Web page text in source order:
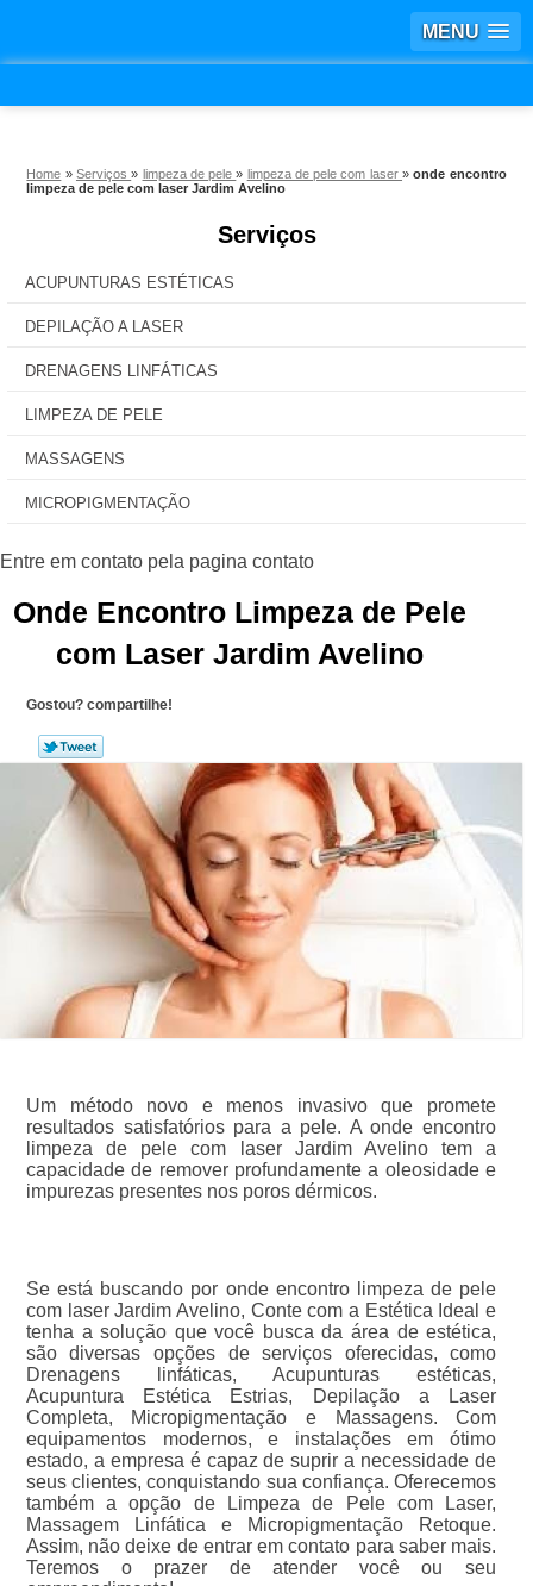
MENU
Home » Serviços» limpeza de pele» limpeza de pele com laser»onde encontro
limpeza de pele com laser Jardim Avelino
Serviços
ACUPUNTURAS ESTÉTICAS
DEPILAÇÃO A LASER
DRENAGENS LINFÁTICAS
LIMPEZA DE PELE
MASSAGENS
MICROPIGMENTAÇÃO
Onde Encontro Limpeza de Pele
com Laser Jardim Avelino
Gostou? compartilhe!
Um método novo e menos invasivo que promete
resultados satisfatórios para a pele. A onde encontro
limpeza de pele com laser Jardim Avelino tem a
capacidade de remover profundamente a oleosidade e
impurezas presentes nos poros dérmicos.
Se está buscando por onde encontro limpeza de pele
com laser Jardim Avelino, Conte com a Estética Ideal e
tenha a solução que você busca da área de estética,
são diversas opções de serviços oferecidas, como
Drenagens linfáticas, Acupunturas estéticas,
Acupuntura Estética Estrias, Depilação a Laser
Completa, Micropigmentação e Massagens. Com
equipamentos modernos, e instalações em ótimo
estado, a empresa é capaz de suprir a necessidade de
seus clientes, conquistando sua confiança. Oferecemos
também a opção de Limpeza de Pele com Laser,
Massagem Linfática e Micropigmentação Retoque.
Assim, não deixe de entrar em contato para saber mais.
Teremos o prazer de atender você ou seu